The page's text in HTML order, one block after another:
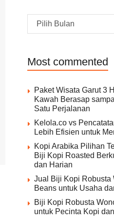
Archive
Most commented
Paket Wisata Garut 3
Kawah Berasap
Satu Perjalanan
Kelola.co vs
Lebih Efisien untuk
Kopi Arabika Pilihan
Biji Kopi Roasted
dan Harian
Jual Biji Kopi Robusta
Beans untuk Usaha
Biji Kopi Robusta
untuk Pecinta Kopi